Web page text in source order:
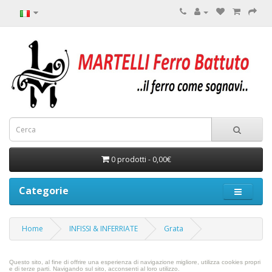
0 prodotti - 0,00€
Categorie
Home INFISSI & INFERRIATE Grata
Questo sito, al fine di offrire una esperienza di navigazione migliore, utilizza cookies propri
e di terze parti. Navigando sul sito, acconsenti al loro utilizzo.